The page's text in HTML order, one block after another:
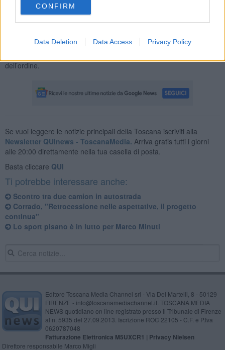
CONFIRM
Data Deletion Data Access Privacy Policy
Sul luogo dell’incidente sono arrivati anche i Carabinieri, che
hanno avviato gli accertamenti per chiarire la dinamica dello
La provinciale Vicarese ha subito rallentamenti alla circolazione
dell’ordine.
Se vuoi leggere le notizie principali della Toscana iscriviti alla
Newsletter QUInews - ToscanaMedia. Arriva gratis tutti i giorni
alle 20:00 direttamente nella tua casella di posta.
Basta cliccare QUI
Ti potrebbe interessare anche:
Scontro tra due camion in autostrada
Corrado, "Retrocessione nelle aspettative, il progetto
continua"
Lo sport pisano è in lutto per Marco Minuti
Editore Toscana Media Channel srl - Via Dei Martelli, 8 - 50129
FIRENZE - info@toscanamediachannel.it. TOSCANA MEDIA
NEWS quotidiano on line registrato presso il Tribunale di Firenze
al n. 5935 del 27.09.2013. Iscrizione ROC 22105 - C.F. e P.Iva
0620787048
Fatturazione Elettronica M5UXCR1 | Privacy Nielsen
Direttore responsabile Marco Migli